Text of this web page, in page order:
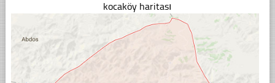
kocaköy haritası